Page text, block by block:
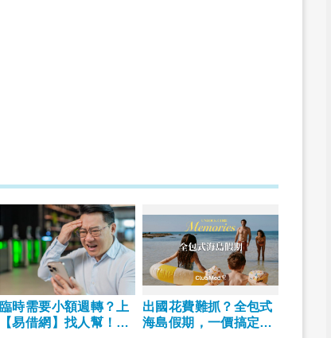
臨時需要小額週轉？上
【易借網】找人幫！資
出國花費難抓？全包式
海島假期，一價搞定食